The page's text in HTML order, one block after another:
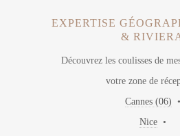
EXPERTISE
&
Découvrez les coulisses de
votre zone de
Cannes (06) •
Nice•